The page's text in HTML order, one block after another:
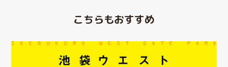
こちらもおすすめ